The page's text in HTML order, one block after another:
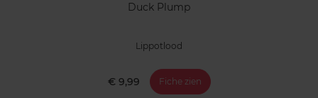
Duck Plump
Lippotlood
€ 9,99 Fiche zien